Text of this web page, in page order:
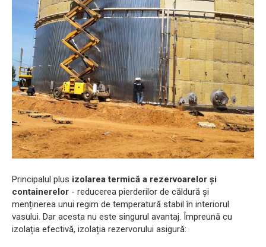
Principalul plus izolarea termică a rezervoarelor și
containerelor - reducerea pierderilor de căldură și
menținerea unui regim de temperatură stabil în interiorul
vasului. Dar acesta nu este singurul avantaj. Împreună cu
izolația efectivă, izolația rezervorului asigură: